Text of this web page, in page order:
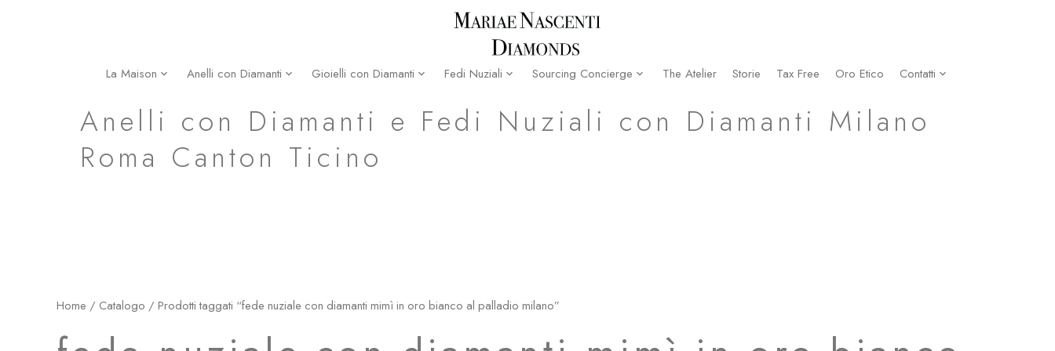
La Maison Anelli con Diamanti Gioielli con Diamanti Fedi Nuziali Sourcing Concierge The Atelier Storie Tax Free Oro Etico Contatti
fede nuziale con diamanti mimì in oro bianco al palladio milano
Anelli con Diamanti e Fedi Nuziali con Diamanti Milano
Roma Canton Ticino
Home / Catalogo / Prodotti taggati “fede nuziale con diamanti mimì in oro bianco al palladio milano”